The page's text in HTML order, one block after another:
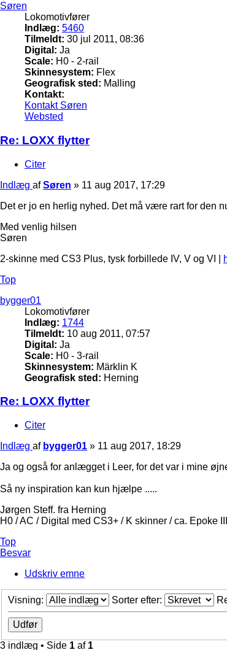
Søren
Lokomotivfører
Indlæg: 5460
Tilmeldt: 30 jul 2011, 08:36
Digital: Ja
Scale: H0 - 2-rail
Skinnesystem: Flex
Geografisk sted: Malling
Kontakt:
Kontakt Søren
Websted
Re: LOXX flytter
Citer
Indlæg afSøren » 11 aug 2017, 17:29
Det er jo en herlig nyhed. Det må være rart for
Med venlig hilsen
Søren
2-skinne med CS3 Plus, tysk forbillede IV, V og VI |
Top
bygger01
Lokomotivfører
Indlæg: 1744
Tilmeldt: 10 aug 2011, 07:57
Digital: Ja
Scale: H0 - 3-rail
Skinnesystem: Märklin K
Geografisk sted: Herning
Re: LOXX flytter
Citer
Indlæg af bygger01 » 11 aug 2017, 18:29
Ja og også for anlægget i Leer, for det var i mine
Så ny inspiration kan kun hjælpe .....
Jørgen Steff. fra Herning
H0 / AC / Digital med CS3+ / K skinner / ca. Epoke
Top
Besvar
Udskriv emne
Visning: Sorter efter:
3 indlæg • Side 1 af 1